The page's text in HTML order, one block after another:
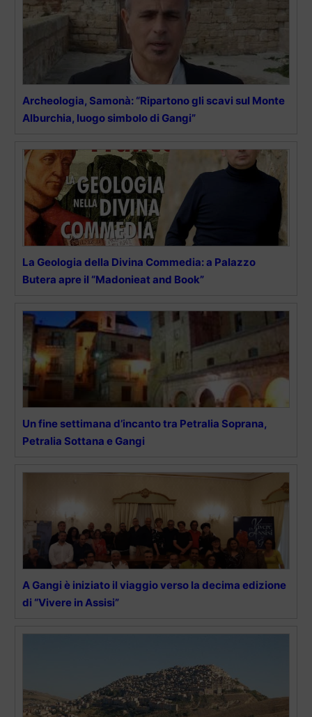
Archeologia, Samonà: “Ripartono gli scavi sul Monte
Alburchia, luogo simbolo di Gangi”
La Geologia della Divina Commedia: a Palazzo
Butera apre il “Madonieat and Book”
Un fine settimana d’incanto tra Petralia Soprana,
Petralia Sottana e Gangi
A Gangi è iniziato il viaggio verso la decima edizione
di “Vivere in Assisi”